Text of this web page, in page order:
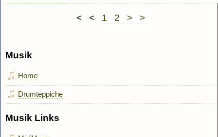
< < 1 2 > >
Musik
Home
Drumteppiche
Musik Links